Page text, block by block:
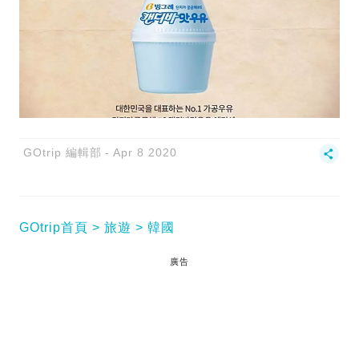
GOtrip 編輯部 Apr 8 2020
GOtrip首頁 旅遊 韓國
廣告